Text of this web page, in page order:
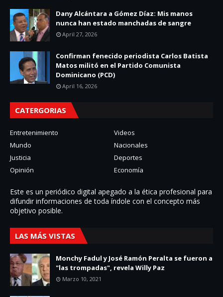
Dany Alcántara a Gómez Díaz: Mis manos
nunca han estado manchadas de sangre
April 27, 2026
Confirman fenecido periodista Carlos Batista
Matos militó en el Partido Comunista
Dominicano (PCD)
April 16, 2026
CATERGORIAS
Entretenimiento
Videos
Mundo
Nacionales
Justicia
Deportes
Opinión
Economía
Este es un periódico digital apegado a la ética profesional para
difundir informaciones de toda í­ndole con el concepto más
objetivo posible.
LAS MÁS VISTAS
Monchy Fadul y José Ramón Peralta se fueron a
"las trompadas", revela Willy Paz
Marzo 10, 2021